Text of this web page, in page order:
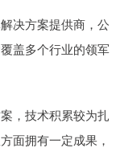
决方案提供商，公
盖多个行业的领军
，技术积累较为扎
面拥有一定成果，